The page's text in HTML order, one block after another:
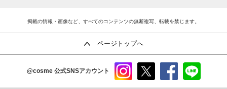
掲載の情報・画像など、すべてのコンテンツの無断複写、転載を禁じます。
ページトップへ
@cosme 公式SNSアカウント